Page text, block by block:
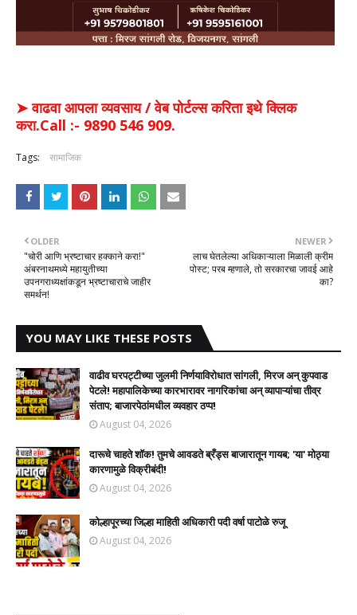
➤ वाढवा आपला व्यवसाय / वेब पोर्टल्स करिता इथे क्लिक
करा.Call :- 9890 546 909.
Tags: सामाजिक
NEWER
लाच घेतलेल्या अधिकाऱ्याला मिळाली क्रीम
पोस्ट; परब म्हणाले, तो सरकारचा जावई आहे
का?
OLDER
​"चोरी आणि भ्रष्टाचार हक्काने करा!"
अंबरनाथमध्ये महायुतीच्या
उपनगराध्यक्षांकडून भ्रष्टाचाराचे जाहीर
समर्थन!
YOU MAY LIKE THESE POSTS
वाढीव घरपट्टीच्या जुलमी निर्णयाविरोधात सांगली, मिरज अन् कुपवाड
पेटले! महापालिकेच्या कारभारावर नागरिकांचा अन् व्यापाऱ्यांचा तीव्र
संताप; बाजारपेठांमधील व्यवहार ठप्प!​
August 04, 2026
दारूचे चाहते शॉक! तुमचे आवडते ब्रँड्स बाजारातून गायब; 'या' मोठ्या
कारणामुळे विक्रीबंदी!
August 04, 2026
कोल्हापूरच्या जिल्हा माहिती अधिकारी पदी वर्षा पाटोळे रुजू
August 04, 2026